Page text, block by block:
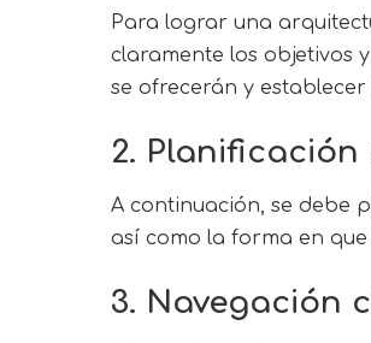
Para lograr una
claramente los objetivos
se ofrecerán y
2.
A continuación, se debe
así como la forma en
3. Navegación